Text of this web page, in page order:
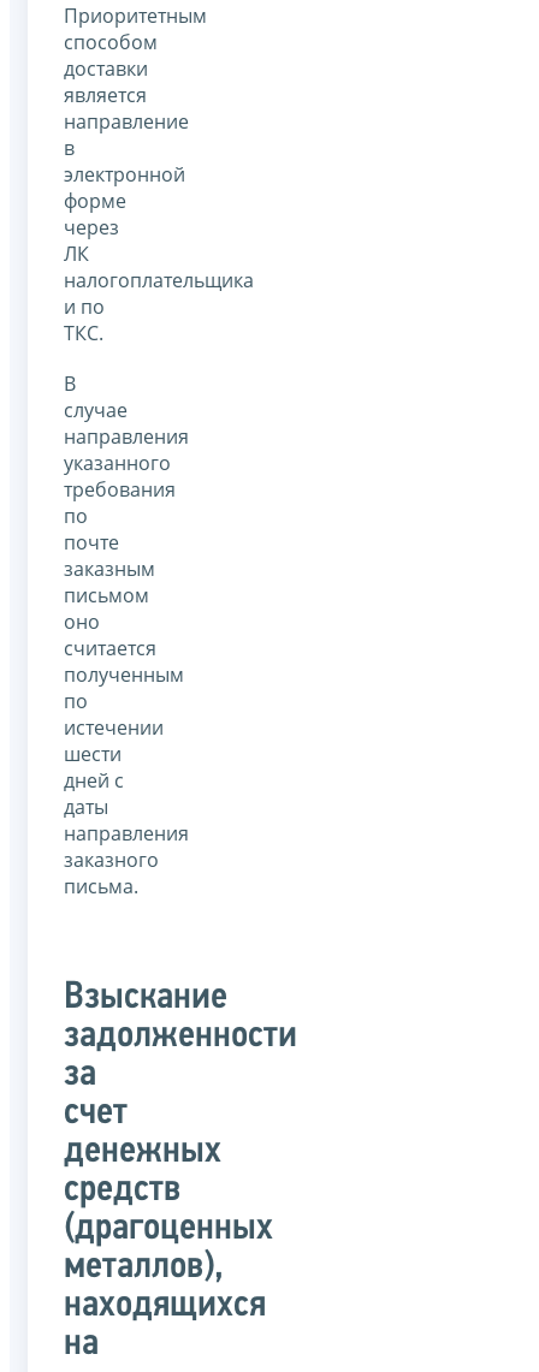
Приоритетным
способом
доставки
является
направление
в
электронной
форме
через
ЛК
налогоплательщика
и по
ТКС.
В
случае
направления
указанного
требования
по
почте
заказным
письмом
оно
считается
полученным
по
истечении
шести
дней с
даты
направления
заказного
письма.
Взыскание
задолженности
за
счет
денежных
средств
(драгоценных
металлов),
находящихся
на